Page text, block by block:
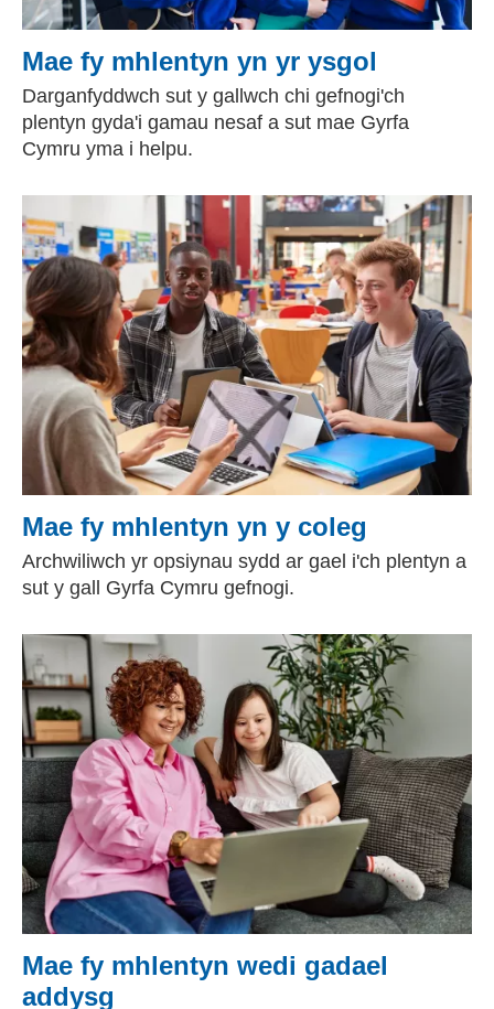
Mae fy mhlentyn yn yr ysgol
Darganfyddwch sut y gallwch chi gefnogi'ch
plentyn gyda'i gamau nesaf a sut mae Gyrfa
Cymru yma i helpu.
Mae fy mhlentyn yn y coleg
Archwiliwch yr opsiynau sydd ar gael i'ch plentyn a
sut y gall Gyrfa Cymru gefnogi.
Mae fy mhlentyn wedi gadael
addysg